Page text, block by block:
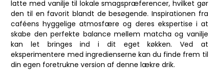
latte med vanilje til lokale smagspræferencer, hvilket gør
den til en favorit blandt de besøgende. Inspirationen fra
caféens hyggelige atmosfære og deres ekspertise i at
skabe den perfekte balance mellem matcha og vanilje
kan let bringes ind i dit eget køkken. Ved at
eksperimentere med ingredienserne kan du finde frem til
din egen foretrukne version af denne lækre drik.